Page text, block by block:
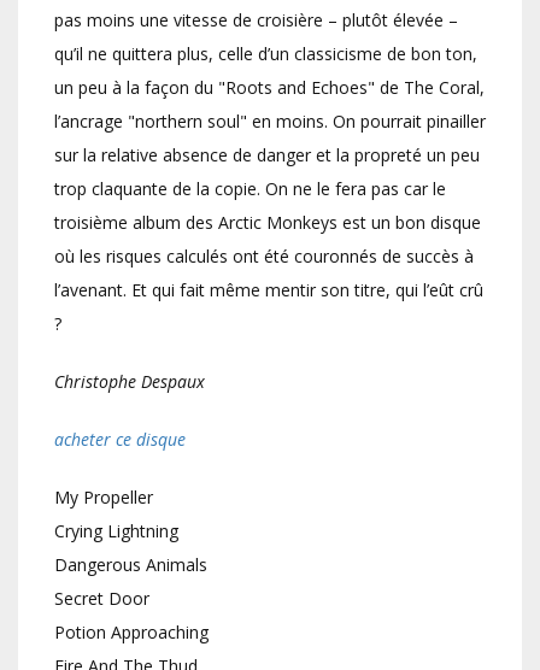
pas moins une vitesse de croisière – plutôt élevée –
qu’il ne quittera plus, celle d’un classicisme de bon ton,
un peu à la façon du "Roots and Echoes" de The Coral,
l’ancrage "northern soul" en moins. On pourrait pinailler
sur la relative absence de danger et la propreté un peu
trop claquante de la copie. On ne le fera pas car le
troisième album des Arctic Monkeys est un bon disque
où les risques calculés ont été couronnés de succès à
l’avenant. Et qui fait même mentir son titre, qui l’eût crû
?
Christophe Despaux
acheter ce disque
My Propeller
Crying Lightning
Dangerous Animals
Secret Door
Potion Approaching